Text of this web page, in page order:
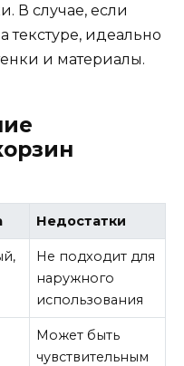
В случае, если
текстуре, идеально
и материалы.
Недостатки
Не подходит для
наружного
использования
Может быть
чувствительным